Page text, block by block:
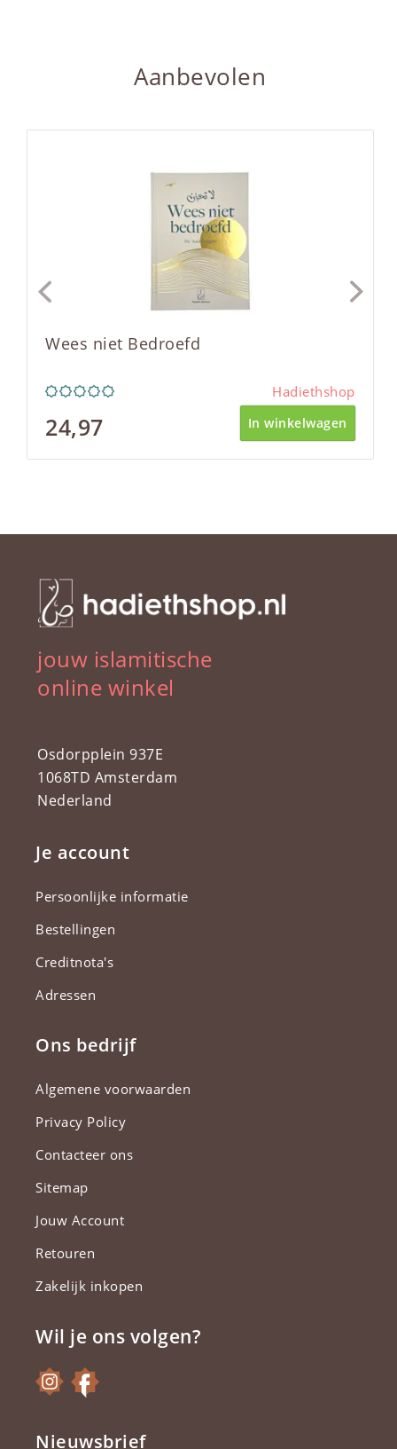
Aanbevolen
Wees niet Bedroefd
Hadiethshop
24,97 In winkelwagen
jouw islamitische
online winkel
Osdorpplein 937E
1068TD Amsterdam
Nederland
Je account
Persoonlijke informatie
Bestellingen
Creditnota's
Adressen
Ons bedrijf
Algemene voorwaarden
Privacy Policy
Contacteer ons
Sitemap
Jouw Account
Retouren
Zakelijk inkopen
Wil je ons volgen?
Nieuwsbrief